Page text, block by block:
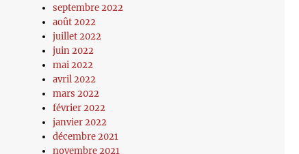
septembre 2022
août 2022
juillet 2022
juin 2022
mai 2022
avril 2022
mars 2022
février 2022
janvier 2022
décembre 2021
novembre 2021